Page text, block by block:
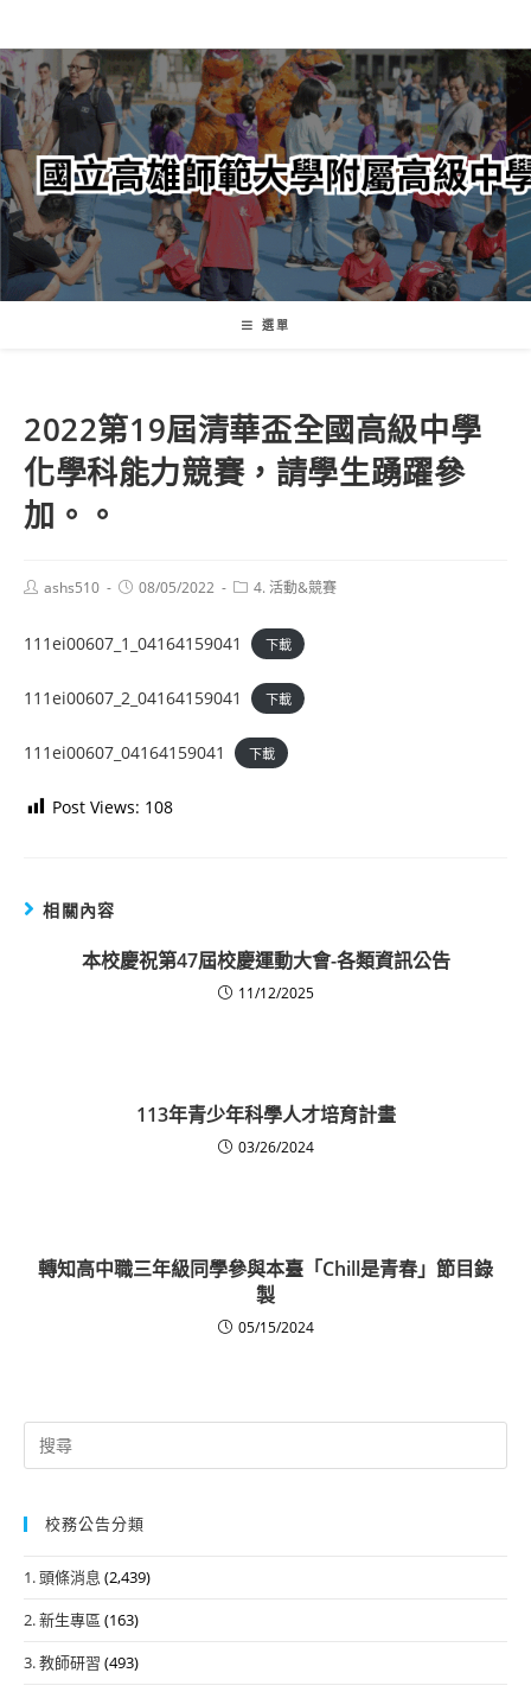
轉
至
主
內
容
選單
2022第19屆清華盃全國高級中學
化學科能力競賽，請學生踴躍參
加。。
Postashs510
Post08/05/2022
Post4. 活動&競賽
111ei00607_1_04164159041 下載
111ei00607_2_04164159041 下載
111ei00607_04164159041 下載
Post Views: 108
相關內容
本校慶祝第47屆校慶運動大會-各類資訊公告
11/12/2025
113年青少年科學人才培育計畫
03/26/2024
轉知高中職三年級同學參與本臺「Chill是青春」節目錄
製
05/15/2024
Search
for:
校務公告分類
1. 頭條消息 (2,439)
2. 新生專區 (163)
3. 教師研習 (493)